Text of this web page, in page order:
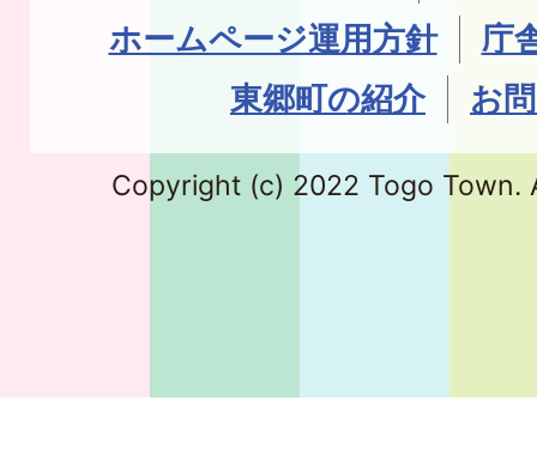
ホームページ運用方針
庁
東郷町の紹介
お
Copyright (c) 2022 Togo Town.